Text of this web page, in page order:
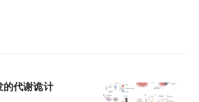
的代谢诡计